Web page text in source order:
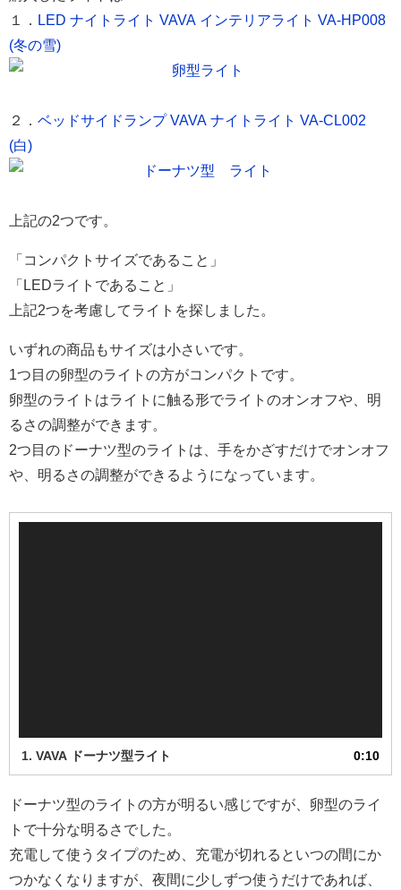
１．
LED ナイトライト VAVA インテリアライト VA-HP008
(冬の雪)
２． ベッドサイドランプ VAVA ナイトライト VA-CL002
(白)
上記の2つです。
「コンパクトサイズであること」
「LEDライトであること」
上記2つを考慮してライトを探しました。
いずれの商品もサイズは小さいです。
1つ目の卵型のライトの方がコンパクトです。
卵型のライトはライトに触る形でライトのオンオフや、明
るさの調整ができます。
2つ目のドーナツ型のライトは、手をかざすだけでオンオフ
や、明るさの調整ができるようになっています。
1. VAVA ドーナツ型ライト 0:10
ドーナツ型のライトの方が明るい感じですが、卵型のライ
トで十分な明るさでした。
充電して使うタイプのため、充電が切れるといつの間にか
つかなくなりますが、夜間に少しずつ使うだけであれば、